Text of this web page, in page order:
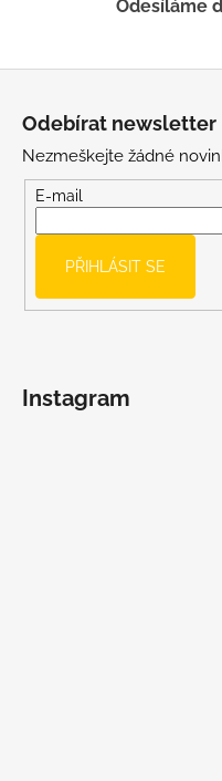
Odesíláme
Odebírat newsletter
Nezmeškejte žádné
E-mail
PŘIHLÁSIT SE
Instagram